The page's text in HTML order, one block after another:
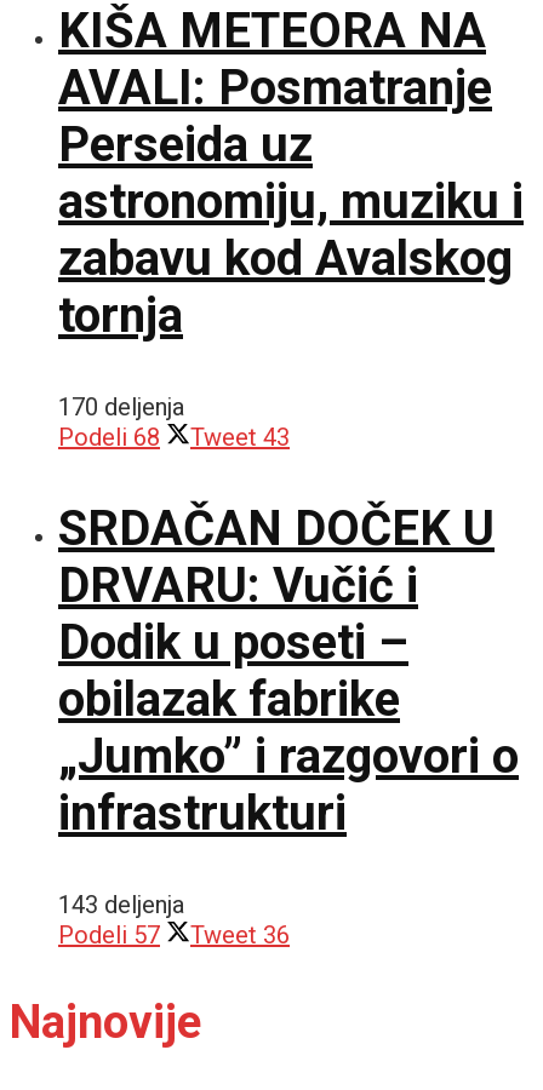
KIŠA METEORA NA
AVALI: Posmatranje
Perseida uz
astronomiju, muziku i
zabavu kod Avalskog
tornja
170 deljenja
Podeli 68 Tweet 43
SRDAČAN DOČEK U
DRVARU: Vučić i
Dodik u poseti –
obilazak fabrike
„Jumko” i razgovori o
infrastrukturi
143 deljenja
Podeli 57 Tweet 36
Najnovije